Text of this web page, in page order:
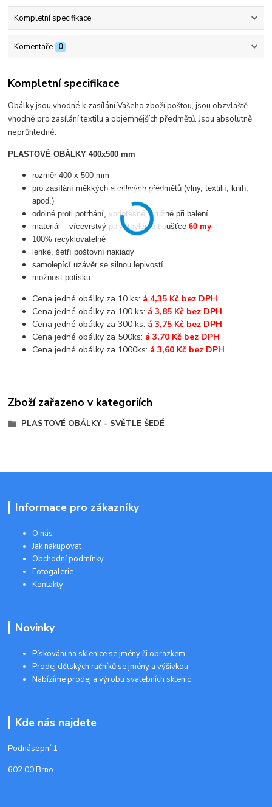
Kompletní specifikace
Komentáře 0
Kompletní specifikace
Obálky jsou vhodné k zasílání Vašeho zboží poštou, jsou obzvláště
vhodné pro zasílání textilu a objemnějších předmětů. Jsou absolutně
neprůhledné.
PLASTOVÉ OBÁLKY 400x500 mm
rozměr 400 x 500 mm
pro zasílání měkkých a citlivých předmětů (vlny, textilií, knih,
apod.)
odolné proti potrhání, vodotěsné, pružné při balení
materiál – vícevrstvý polyethylén o tloušťce60 my
100% recyklovatelné
lehké, šetří poštovní náklady
samolepící uzávěr se silnou lepivostí
možnost potisku
Cena jedné obálky za 10 ks: á 4,35 Kč bez DPH
Cena jedné obálky za 100 ks: á 3,85 Kč bez DPH
Cena jedné obálky za 300 ks: á 3,75 Kč bez DPH
Cena jedné obálky za 500ks: á 3,70 Kč bez DPH
Cena jedné obálky za 1000ks: á 3,60 Kč bez DPH
Zboží zařazeno v kategoriích
PLASTOVÉ OBÁLKY - SVĚTLE ŠEDÉ
Informace pro zákazníky
O nás
Jak nakupovat
Obchodní podmínky
Fotogalerie
Kontakty
Novinky
Pískování na sklenice se jmény či obrázkem
Prodej dětských ručníků se jmény a výšivkou
Nabízíme prodej a výrobu svatebních sklenic
Kde nás najdete
Podnásepní 1
602 00 Brno